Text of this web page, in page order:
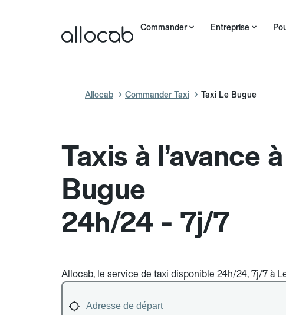
Commander Entreprise
Allocab Commander Taxi Taxi Le Bugue
Taxis à l’avance
Bugue
24h/24 - 7j/7
Allocab, le service de taxi disponible 24h/24, 7j/7 à